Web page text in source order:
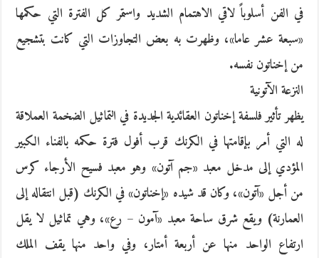
في الفن أسلوباً لاقي الاهتمام الشديد واستمر كل الفترة التي حكمها
«سبعة عشر عاما»، وظهرت به بعض التجاوزات التي كانت بتشجيع
من إخناتون نفسه.
النزعة الآتونية
يظهر تأثير فلسفة إخناتون العقائدية الجديدة في التماثيل الضخمة العملاقة
له التي أمر بإقامتها في الكرنك قرب أفول فترة حكمه بالفناء الكبير
المؤدي إلى مدخل معبد «جم آتون» وهو معبد فسيح الأرجاء كرس
من أجل «آتون»، وكان قد شيده «إخناتون» في الكرنك (قبل انتقاله إلى
العمارنة) ويقع شرق ساحة معبد «آمون – رع»، وهي تماثيل لا يقل
ارتفاع الواحد منها عن أربعة أمتار، وفي واحد منها يقف الملك